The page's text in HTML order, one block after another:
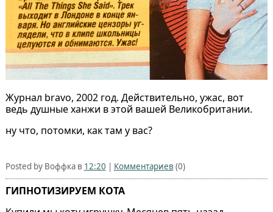
Журнал bravo, 2002 год. Действительно, ужас, вот
ведь душные ханжи в этой вашей Великобритании.
ну что, потомки, как там у вас?
Posted by Воффка в 12:20 | Комментариев (0)
ГИПНОТИЗИРУЕМ КОТА